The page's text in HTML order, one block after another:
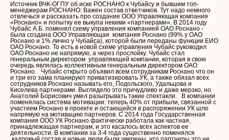
Источник ВЧК-ОГПУ об иске РОСНАНО к Чубайсу и бывшим топ-
менеджерам РОСНАНО: Важен состав ответчиков. Тут надо немного
отвлечься и рассказать про создание ООО Управляющая компания
«Роснано» и попытку ее выкупа некими «партнерами». В 2014 году
Чубайс А.Б. поменял схему управления компанией ОАО Роснано -
была создана ООО Управляющая компания Роснано (99% у ОАО
Роснано и 1% лично у Чубайса), которой были переданы функции ЕИО
ОАО Роснано. То есть в новой схеме управления Чубайс руководил
ОАО Роснано не напрямую, а через прослойку. Чубайс стал
генеральным директором управляющей компании, которая в свою
очередь являлась коллективным генеральным директором ОАО
Роснано. Чубайс открыто объявил всем сотрудникам Роснано что он
и три его зама планируют приватизировать УК, а также обязал всех
сотрудников Роснано называть его, Подольского, Удальцова и
Киселева партнерами. Выглядело это причудливо и даже мерзко, но
Анатолий Борисович умел разыгрывать такие спектакли. В компании
поменялась система мотивации: теперь 40% от прибыли, связанной с
участием Роснано в проекте и остающейся в распоряжении УК шло
напрямую на мотивацию партнеров. С 2014 года Государственная
компания ООО УК Роснано фактически работала как частная,
принадлежащая партнерам, и это касалось всех аспектов ее
деятельности. В компании за 3-4 года существенно поменялся